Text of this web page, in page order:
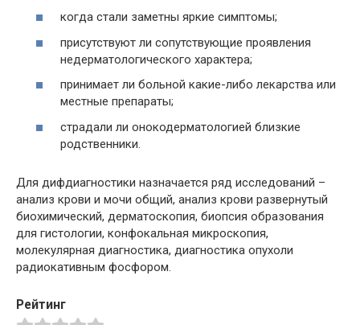
когда стали заметны яркие симптомы;
присутствуют ли сопутствующие проявления
недерматологического характера;
принимает ли больной какие-либо лекарства или
местные препараты;
страдали ли онокодерматологией близкие
родственники.
Для дифдиагностики назначается ряд исследований –
анализ крови и мочи общий, анализ крови развернутый
биохимический, дерматоскопия, биопсия образования
для гистологии, конфокальная микроскопия,
молекулярная диагностика, диагностика опухоли
радиокативным фосфором.
Рейтинг